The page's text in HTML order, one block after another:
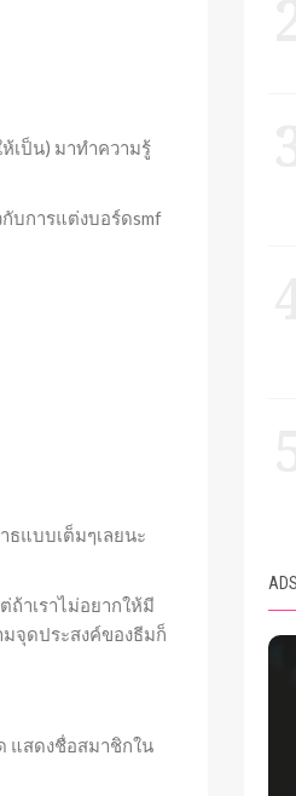
ห้เป็น) มาทำความรู้
บการแต่งบอร์ดsmf
ธแบบเต็มๆเลยนะ
ถ้าเราไม่อยากให้มี
มจุดประสงค์ของธีมก็
แสดงชื่อสมาชิกใน